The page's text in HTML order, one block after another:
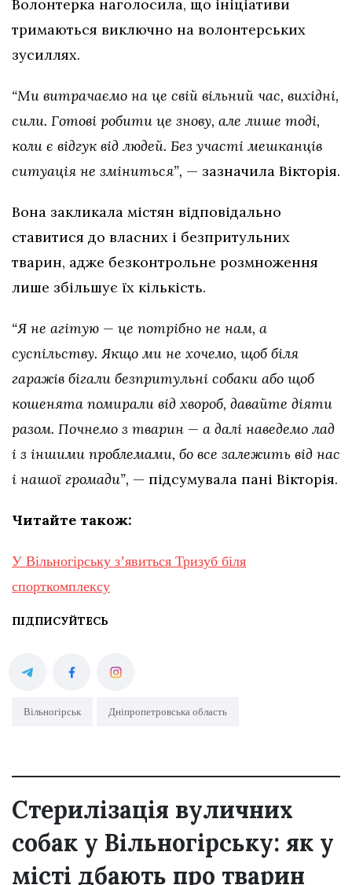
Волонтерка наголосила, що ініціативи
тримаються виключно на волонтерських
зусиллях.
“Ми витрачаємо на це свій вільний час, вихідні,
сили. Готові робити це знову, але лише тоді,
коли є відгук від людей. Без участі мешканців
ситуація не зміниться”, — зазначила Вікторія.
Вона закликала містян відповідально
ставитися до власних і безпритульних
тварин, адже безконтрольне розмноження
лише збільшує їх кількість.
“Я не агітую — це потрібно не нам, а
суспільству. Якщо ми не хочемо, щоб біля
гаражів бігали безпритульні собаки або щоб
кошенята помирали від хвороб, давайте діяти
разом. Почнемо з тварин — а далі наведемо лад
і з іншими проблемами, бо все залежить від нас
і нашої громади”, — підсумувала пані Вікторія.
Читайте також:
У Вільногірську з’явиться Тризуб біля
спорткомплексу
ПІДПИСУЙТЕСЬ
Вільногірськ Дніпропетровська область
Стерилізація вуличних
собак у Вільногірську: як у
місті дбають про тварин